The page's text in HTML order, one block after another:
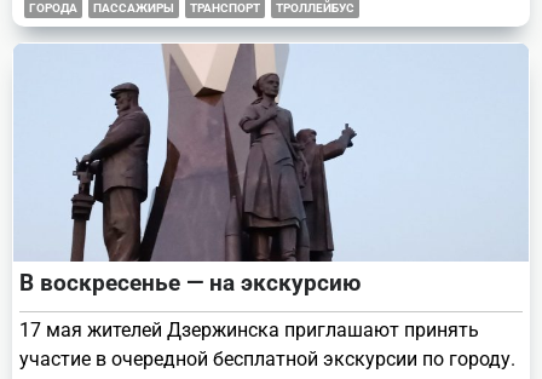
ГОРОДА ПАССАЖИРЫ ТРАНСПОРТ ТРОЛЛЕЙБУС
В воскресенье — на экскурсию
17 мая жителей Дзержинска приглашают принять
участие в очередной бесплатной экскурсии по городу.